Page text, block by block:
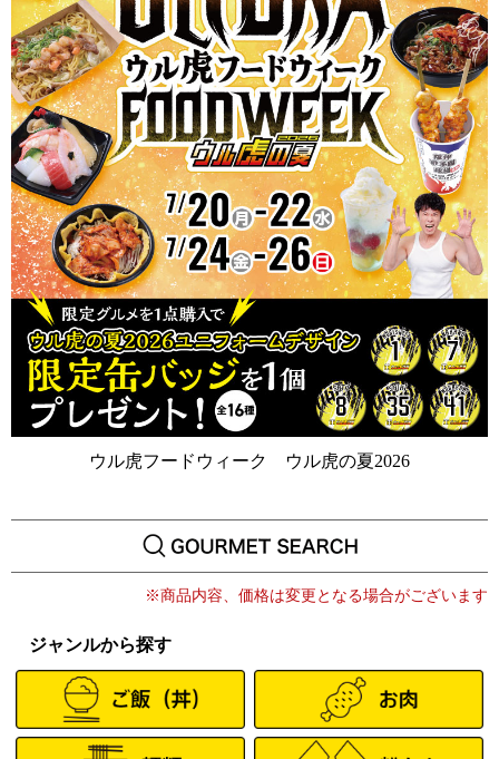
ウル虎フードウィーク ウル虎の夏2026
※商品内容、価格は変更となる場合がございます
ジャンルから探す